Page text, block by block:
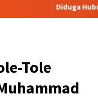
Diduga
Tole